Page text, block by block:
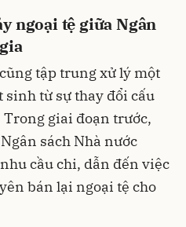
ngoại tệ giữa Ngân
tập trung xử lý một
sinh từ sự thay đổi cấu
giai đoạn trước,
sách Nhà nước
cầu chi, dẫn đến việc
bán lại ngoại tệ cho